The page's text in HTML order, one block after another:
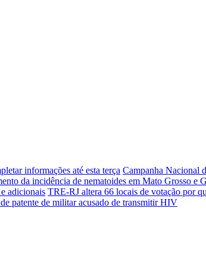
informações até esta terça Campanha Nacional
da incidência de nematoides em Mato Grosso e
adicionais TRE-RJ altera 66 locais de votação por
patente de militar acusado de transmitir HIV